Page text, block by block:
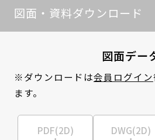
図面・資料ダウンロード
図面デー
※ダウンロードは会員ログイン
ます。
PDF(2D) DWG(2D)